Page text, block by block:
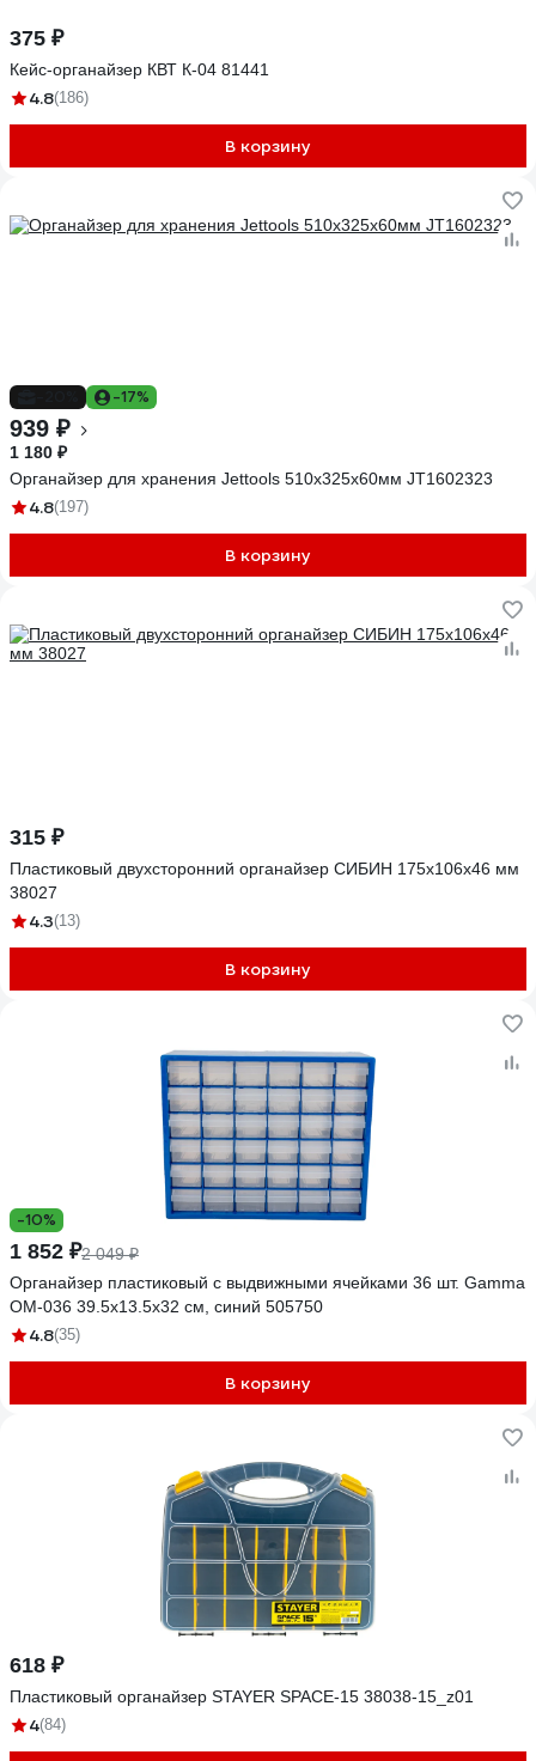
375 ₽
Кейс-органайзер КВТ К-04 81441
4.8(186)
В корзину
-17%
939 ₽
1 180 ₽
Органайзер для хранения Jettools 510х325х60мм JT1602323
4.8(197)
В корзину
315 ₽
Пластиковый двухсторонний органайзер СИБИН 175x106x46 мм
38027
4.3(13)
В корзину
-10%
1 852 ₽2 049 ₽
Органайзер пластиковый с выдвижными ячейками 36 шт. Gamma
ОМ-036 39.5x13.5x32 см, синий 505750
4.8(35)
В корзину
618 ₽
Пластиковый органайзер STAYER SPACE-15 38038-15_z01
4(84)